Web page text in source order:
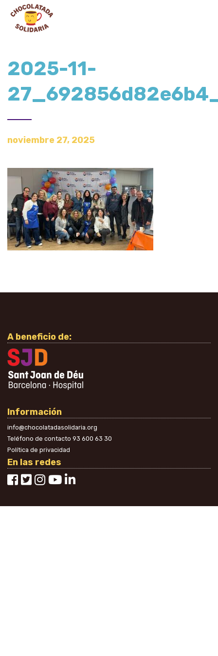
2025-11-
noviembre 27, 2025
A beneficio de:
Información
info@chocolatadasolidaria.org
Teléfono de contacto 93 600 63 30
Política de privacidad
En las redes